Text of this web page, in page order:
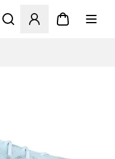
Odpre Modal za prijavo ali